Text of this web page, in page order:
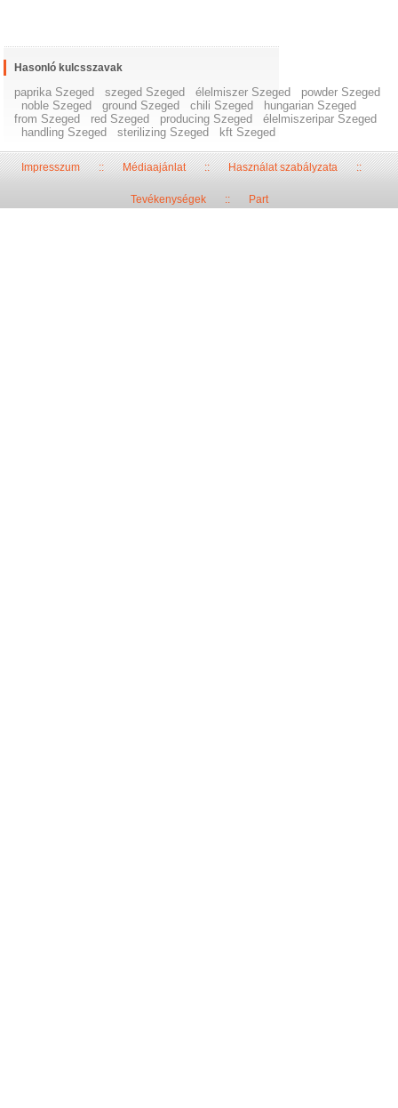
Hasonló kulcsszavak
paprika Szeged szeged Szeged élelmiszer Szeged
powder Szeged
noble Szeged
ground Szeged chili Szeged
hungarian Szeged
from Szeged
red Szeged producing Szeged
élelmiszeripar Szeged
handling Szeged
sterilizing Szeged kft Szeged
Impresszum::Médiaajánlat::Használat szabályzata::
Tevékenységek:: Part